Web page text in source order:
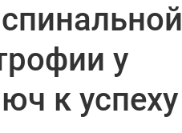
у
к успеху